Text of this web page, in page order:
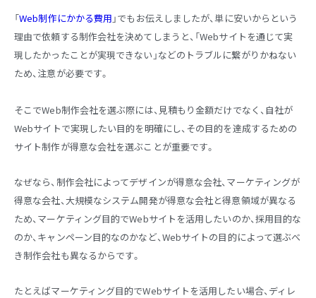
「Web制作にかかる費用 」でもお伝えしましたが、単に安いからという
理由で依頼する制作会社を決めてしまうと、「Webサイトを通じて実
現したかったことが実現できない」などのトラブルに繋がりかねない
ため、注意が必要です。
そこでWeb制作会社を選ぶ際には、見積もり金額だけでなく、自社が
Webサイトで実現したい目的を明確にし、その目的を達成するための
サイト制作が得意な会社を選ぶことが重要です。
なぜなら、制作会社によってデザインが得意な会社、マーケティングが
得意な会社、大規模なシステム開発が得意な会社と得意領域が異なる
ため、マーケティング目的でWebサイトを活用したいのか、採用目的な
のか、キャンペーン目的なのかなど、Webサイトの目的によって選ぶべ
き制作会社も異なるからです。
たとえばマーケティング目的でWebサイトを活用したい場合、ディレ